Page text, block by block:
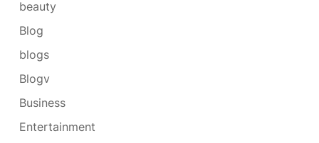
beauty
Blog
blogs
Blogv
Business
Entertainment